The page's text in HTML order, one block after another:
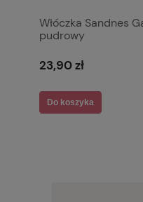
Włóczka Sandnes
pudrowy
23,90 zł
Do koszyka